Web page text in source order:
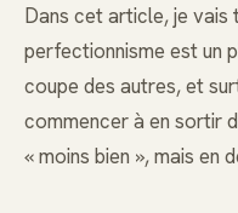
Dans cet article, je vais
perfectionnisme est un
coupe des autres, et
commencer à en sortir
« moins bien », mais en